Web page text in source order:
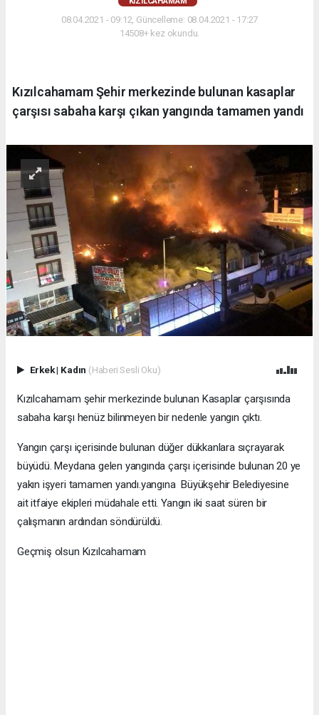
08.04.2021 - 09:12, Güncelleme: 08.04.2021 - 17:27
14508+ kez okundu.
Kızılcahamam Şehir merkezinde bulunan kasaplar
çarşısı sabaha karşı çıkan yangında tamamen yandı
Erkek| Kadın (Haberi Sesli Oku)
Kızılcahamam şehir merkezinde bulunan Kasaplar çarşısında
sabaha karşı henüz bilinmeyen bir nedenle yangın çıktı.
Yangın çarşı içerisinde bulunan düğer dükkanlara sıçrayarak
büyüdü. Meydana gelen yangında çarşı içerisinde bulunan 20 ye
yakın işyeri tamamen yandı.yangına Büyükşehir Belediyesine
ait itfaiye ekipleri müdahale etti. Yangın iki saat süren bir
çalışmanın ardından söndürüldü.
Geçmiş olsun Kızılcahamam